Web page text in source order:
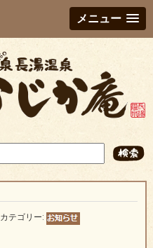
メニュー
カテゴリー: